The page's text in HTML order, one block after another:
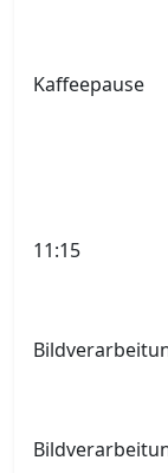
Kaffeepause
11:15